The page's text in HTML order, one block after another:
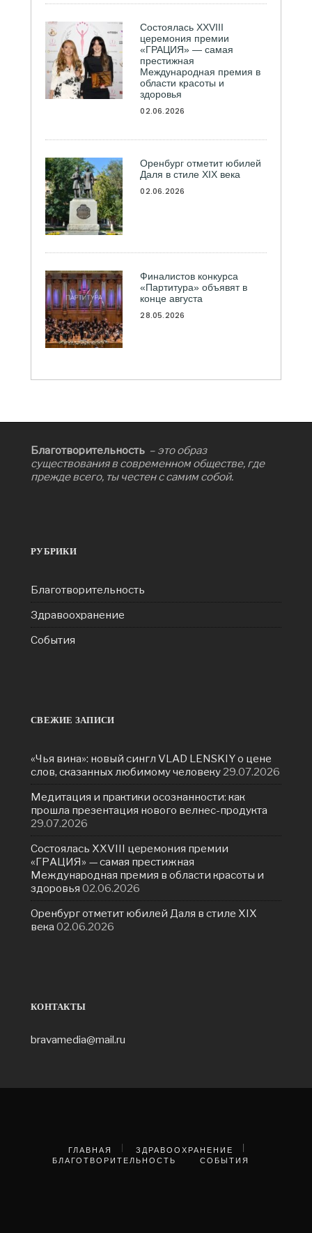
Состоялась ХXVIII
церемония премии
«ГРАЦИЯ» — самая
престижная
Международная премия в
области красоты и
здоровья
02.06.2026
Оренбург отметит юбилей
Даля в стиле XIX века
02.06.2026
Финалистов конкурса
«Партитура» объявят в
конце августа
28.05.2026
Благотворительность – это образ
существования в современном обществе, где
прежде всего, ты честен с самим собой.
РУБРИКИ
Благотворительность
Здравоохранение
События
СВЕЖИЕ ЗАПИСИ
«Чья вина»: новый сингл VLAD LENSKIY о цене
слов, сказанных любимому человеку29.07.2026
Медитация и практики осознанности: как
прошла презентация нового велнес-продукта
29.07.2026
Состоялась ХXVIII церемония премии
«ГРАЦИЯ» — самая престижная
Международная премия в области красоты и
здоровья 02.06.2026
Оренбург отметит юбилей Даля в стиле XIX
века 02.06.2026
КОНТАКТЫ
bravamedia@mail.ru
ГЛАВНАЯ
ЗДРАВООХРАНЕНИЕ
БЛАГОТВОРИТЕЛЬНОСТЬ
СОБЫТИЯ